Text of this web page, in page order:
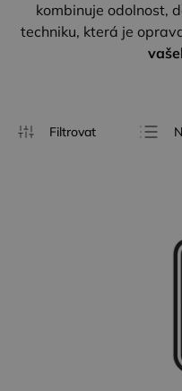
kombinuje odolnost,
techniku, která je